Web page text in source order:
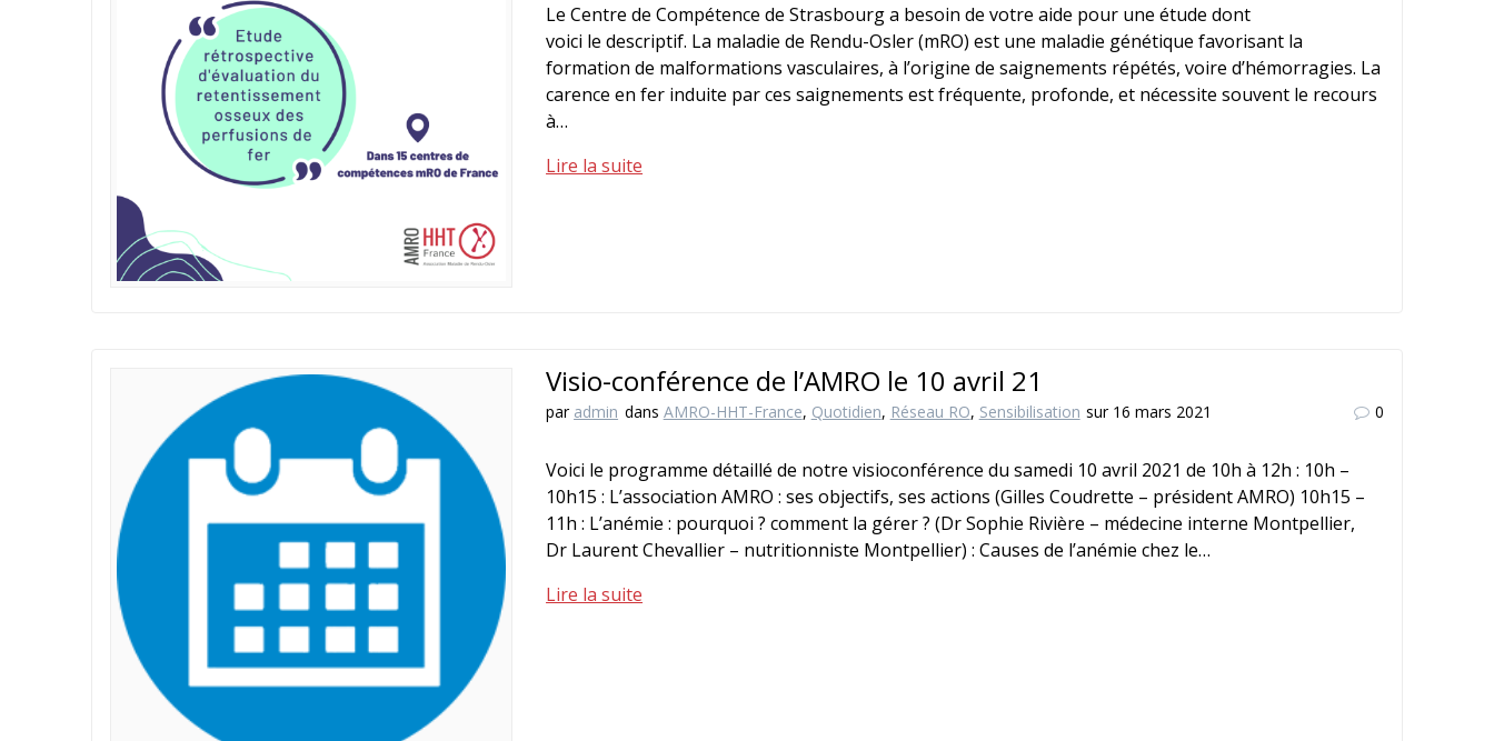
Le Centre de Compétence de Strasbourg a besoin de votre aide pour une étude dont
voici le descriptif. La maladie de Rendu-Osler (mRO) est une maladie génétique favorisant la
formation de malformations vasculaires, à l’origine de saignements répétés, voire d’hémorragies. La
carence en fer induite par ces saignements est fréquente, profonde, et nécessite souvent le recours
à…
Lire la suite
Visio-conférence de l’AMRO le 10 avril 21
par admin dans AMRO-HHT-France, Quotidien, Réseau RO, Sensibilisation sur 16 mars 2021 0
Voici le programme détaillé de notre visioconférence du samedi 10 avril 2021 de 10h à 12h : 10h –
10h15 : L’association AMRO : ses objectifs, ses actions (Gilles Coudrette – président AMRO) 10h15 –
11h : L’anémie : pourquoi ? comment la gérer ? (Dr Sophie Rivière – médecine interne Montpellier,
Dr Laurent Chevallier – nutritionniste Montpellier) : Causes de l’anémie chez le…
Lire la suite